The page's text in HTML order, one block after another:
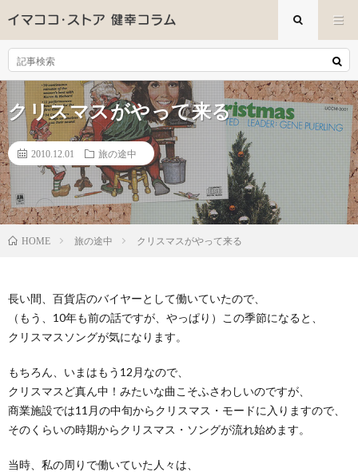
クリスマスがやって来る
2010.12.01 旅の途中
HOME 旅の途中 クリスマスがやって来る
長い間、百貨店のバイヤーとして働いていたので、
（もう、10年も前の話ですが、やっぱり）この季節になると、
クリスマスソングが気になります。
もちろん、いまはもう12月なので、
クリスマスど真ん中！みたいな曲こそふさわしいのですが、
商業施設では11月の中旬からクリスマス・モードに入りますので、
そのくらいの時期からクリスマス・ソングが流れ始めます。
当時、私の周りで働いていた人々は、